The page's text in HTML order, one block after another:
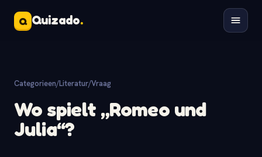
Q Quizado.
Categorieen/Literatur/Vraag
Wo spielt „Romeo und
Julia“?